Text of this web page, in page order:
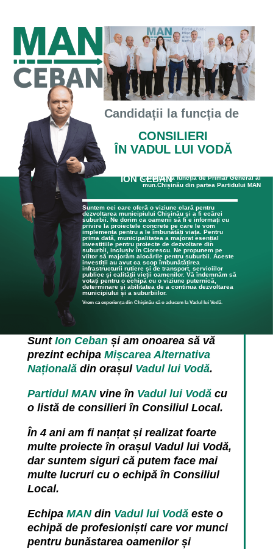
Candidații
la funcția de
CONSILIERI
ÎN VADUL LUI VODĂ
ION CEBAN
Candidat la funcția de Primar General al
mun.Chișinău din partea Partidului MAN
Suntem cei care oferă o viziune clară pentru
dezvoltarea municipiului Chișinău și a fi ecărei
suburbii. Ne dorim ca oamenii să fi e informați cu
privire la proiectele concrete pe care le vom
implementa pentru a le îmbunătăți viața. Pentru
prima dată, municipalitatea a majorat esențial
investițiile pentru proiecte de dezvoltare din
suburbii, inclusiv în Ciorescu. Ne propunem pe
viitor să majorăm alocările pentru suburbii. Aceste
investiții au avut ca scop îmbunătățirea
infrastructurii rutiere și de transport, serviciilor
publice și calității vieții oamenilor. Vă îndemnăm să
votați pentru o echipă cu o viziune puternică,
determinare și abilitatea de a continua dezvoltarea
municipiului și a suburbiilor.
Vrem ca experiența din Chișinău să o aducem la Vadul lui Vodă.
Sunt Ion Cebanși am onoarea să vă
prezint echipa Mișcarea Alternativa
Naționalădin orașul Vadul lui Vodă.
Partidul MANvine în Vadul lui Vodăcu
o listă de consilieri în Consiliul Local.
În 4 ani am fi nanțat și realizat foarte
multe proiecte în orașul Vadul lui Vodă,
dar suntem siguri că putem face mai
multe lucruri cu o echipă în Consiliul
Local.
Echipa MANdin Vadul lui Vodăeste o
echipă de profesioniști care vor munci
pentru bunăstarea oamenilor și